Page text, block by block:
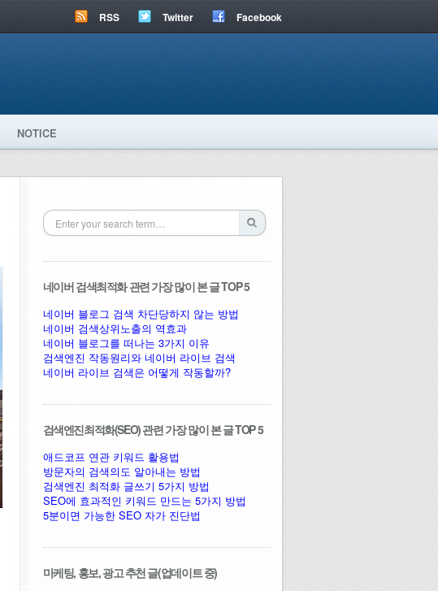
RSS Twitter Facebook
NOTICE
네이버 검색최적화 관련 가장 많이 본 글 TOP 5
네이버 블로그 검색 차단당하지 않는 방법
네이버 검색상위노출의 역효과
네이버 블로그를 떠나는 3가지 이유
검색엔진 작동원리와 네이버 라이브 검색
네이버 라이브 검색은 어떻게 작동할까?
검색엔진최적화(SEO) 관련 가장 많이 본 글 TOP 5
애드코프 연관 키워드 활용법
방문자의 검색의도 알아내는 방법
검색엔진 최적화 글쓰기 5가지 방법
SEO에 효과적인 키워드 만드는 5가지 방법
5분이면 가능한 SEO 자가 진단법
마케팅, 홍보, 광고 추천 글(업데이트 중)